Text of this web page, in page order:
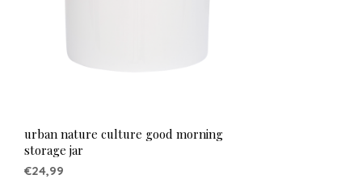
urban nature culture good morning
storage jar
€24,99